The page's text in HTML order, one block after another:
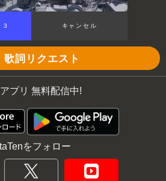
3 キャンセル
歌詞リクエスト
プリ 無料配信中!
をフォロー